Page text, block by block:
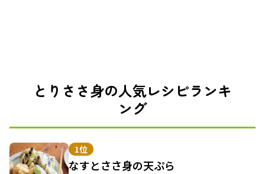
とりささ身の人気レシピランキ
ング
1位
なすとささ身の天ぷら